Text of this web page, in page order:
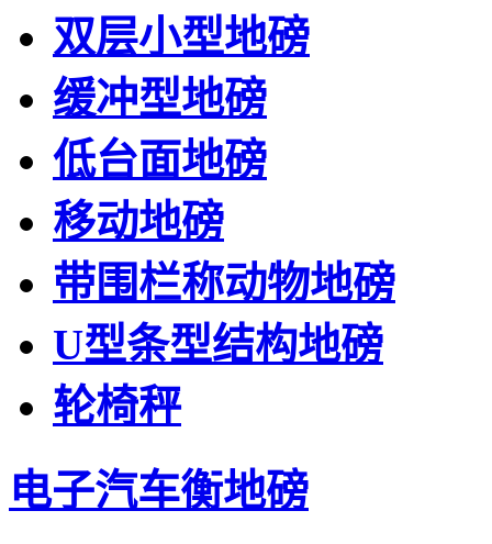
双层小型地磅
缓冲型地磅
低台面地磅
移动地磅
带围栏称动物地磅
U型条型结构地磅
轮椅秤
电子汽车衡地磅